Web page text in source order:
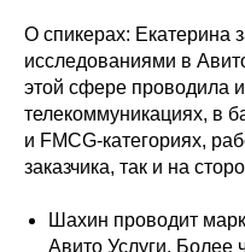
О спикерах: Екатерина
исследованиями в
этой сфере проводила
телекоммуникациях, в
и FMCG-категориях,
заказчика, так и на
Шахин проводит
Авито Услуги. Более